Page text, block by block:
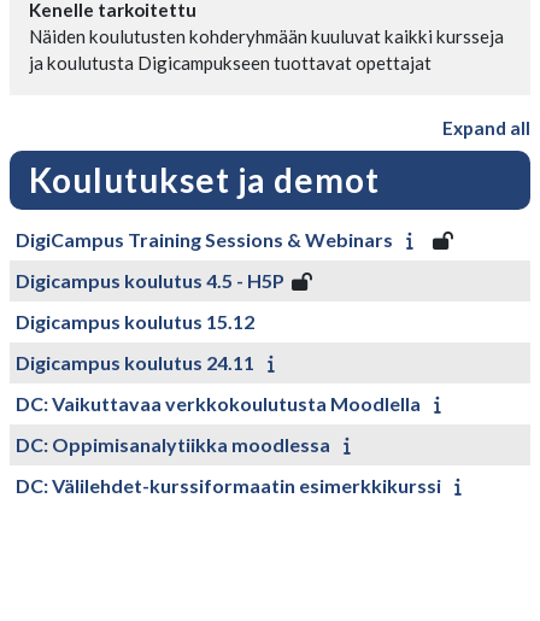
Kenelle tarkoitettu
Näiden koulutusten kohderyhmään kuuluvat kaikki kursseja
ja koulutusta Digicampukseen tuottavat opettajat
Expand all
Koulutukset ja demot
DigiCampus Training Sessions & Webinars
Digicampus koulutus 4.5 - H5P
Digicampus koulutus 15.12
Digicampus koulutus 24.11
DC: Vaikuttavaa verkkokoulutusta Moodlella
DC: Oppimisanalytiikka moodlessa
DC: Välilehdet-kurssiformaatin esimerkkikurssi